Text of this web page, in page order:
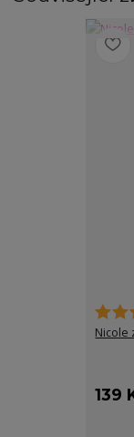
Nicole
139